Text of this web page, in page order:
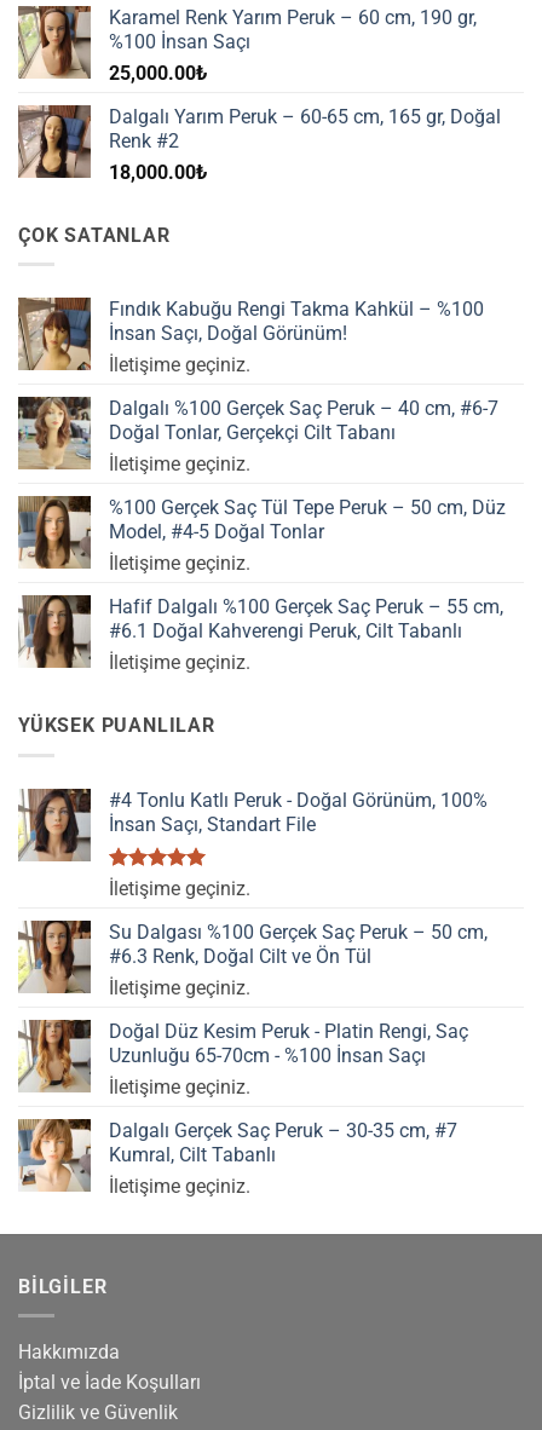
Karamel Renk Yarım Peruk – 60 cm, 190 gr,
%100 İnsan Saçı
25,000.00₺
Dalgalı Yarım Peruk – 60-65 cm, 165 gr, Doğal
Renk #2
18,000.00₺
ÇOK SATANLAR
Fındık Kabuğu Rengi Takma Kahkül – %100
İnsan Saçı, Doğal Görünüm!
İletişime geçiniz.
Dalgalı %100 Gerçek Saç Peruk – 40 cm, #6-7
Doğal Tonlar, Gerçekçi Cilt Tabanı
İletişime geçiniz.
%100 Gerçek Saç Tül Tepe Peruk – 50 cm, Düz
Model, #4-5 Doğal Tonlar
İletişime geçiniz.
Hafif Dalgalı %100 Gerçek Saç Peruk – 55 cm,
#6.1 Doğal Kahverengi Peruk, Cilt Tabanlı
İletişime geçiniz.
YÜKSEK PUANLILAR
#4 Tonlu Katlı Peruk - Doğal Görünüm, 100%
İnsan Saçı, Standart File
5 üzerinden
oy
aldı
İletişime geçiniz.
Su Dalgası %100 Gerçek Saç Peruk – 50 cm,
#6.3 Renk, Doğal Cilt ve Ön Tül
İletişime geçiniz.
Doğal Düz Kesim Peruk - Platin Rengi, Saç
Uzunluğu 65-70cm - %100 İnsan Saçı
İletişime geçiniz.
Dalgalı Gerçek Saç Peruk – 30-35 cm, #7
Kumral, Cilt Tabanlı
İletişime geçiniz.
BILGILER
Hakkımızda
İptal ve İade Koşulları
Gizlilik ve Güvenlik